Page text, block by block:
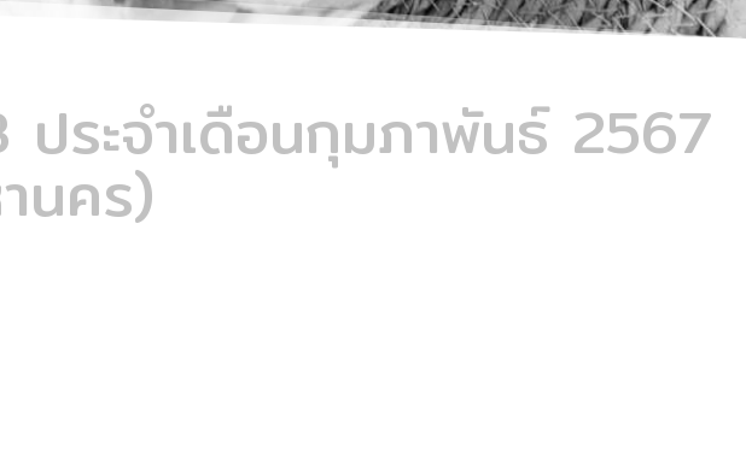
ประจำเดือนกุมภาพันธ์ 2567
นคร)